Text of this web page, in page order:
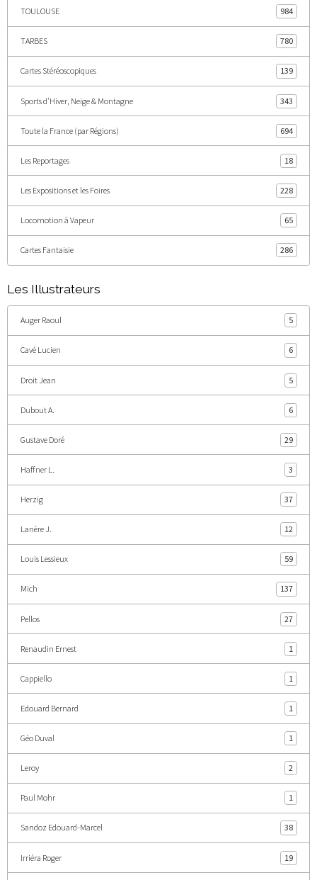
TOULOUSE 984
TARBES 780
Cartes Stéréoscopiques 139
Sports d'Hiver, Neige & Montagne 343
Toute la France (par Régions) 694
Les Reportages 18
Les Expositions et les Foires 228
Locomotion à Vapeur 65
Cartes Fantaisie 286
Les Illustrateurs
Auger Raoul 5
Cavé Lucien 6
Droit Jean 5
Dubout A. 6
Gustave Doré 29
Haffner L. 3
Herzig 37
Lanère J. 12
Louis Lessieux 59
Mich 137
Pellos 27
Renaudin Ernest 1
Cappiello 1
Edouard Bernard 1
Géo Duval 1
Leroy 2
Paul Mohr 1
Sandoz Edouard-Marcel 38
Irriéra Roger 19